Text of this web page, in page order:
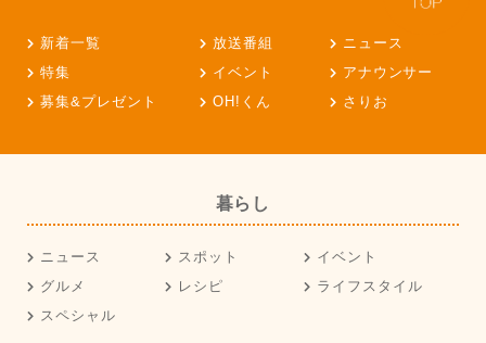
新着一覧 放送番組
ニュース
特集
イベント
アナウンサー
募集&プレゼント
OH!くん さりお
暮らし
ニュース スポット
イベント
グルメ
レシピ
ライフスタイル
スペシャル